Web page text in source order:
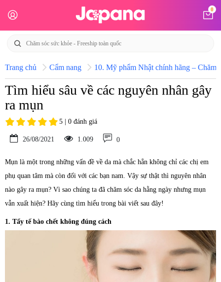
0
Trang chủ Cẩm nang 10. Mỹ phẩm Nhật chính hãng – Chăm
Tìm hiểu sâu về các nguyên nhân gây
ra mụn
5 | 0 đánh giá
26/08/2021 1.009 0
Mụn là một trong những vấn đề về da mà chắc hẳn không chỉ các chị em
phụ quan tâm mà còn đối với các bạn nam. Vậy sự thật thì nguyên nhân
nào gây ra mụn? Vì sao chúng ta đã chăm sóc da hằng ngày nhưng mụn
vẫn xuất hiện? Hãy cùng tìm hiểu trong bài viết sau đây!
1. Tẩy tế bào chết không đúng cách